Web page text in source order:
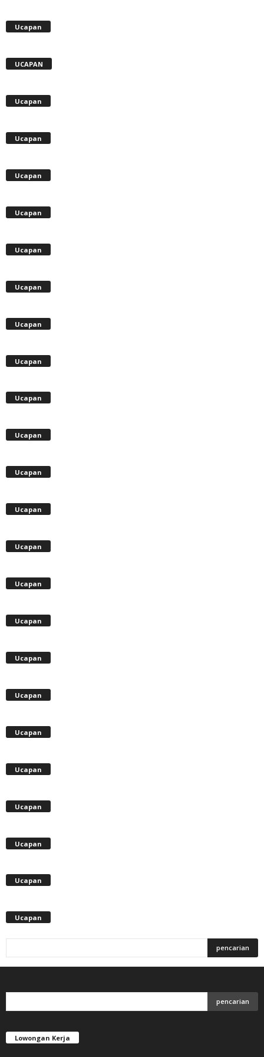
Ucapan
UCAPAN
Ucapan
Ucapan
Ucapan
Ucapan
Ucapan
Ucapan
Ucapan
Ucapan
Ucapan
Ucapan
Ucapan
Ucapan
Ucapan
Ucapan
Ucapan
Ucapan
Ucapan
Ucapan
Ucapan
Ucapan
Ucapan
Ucapan
Ucapan
Lowongan Kerja